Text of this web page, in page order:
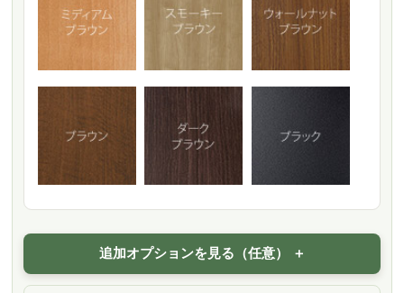
追加オプションを見る（任意）